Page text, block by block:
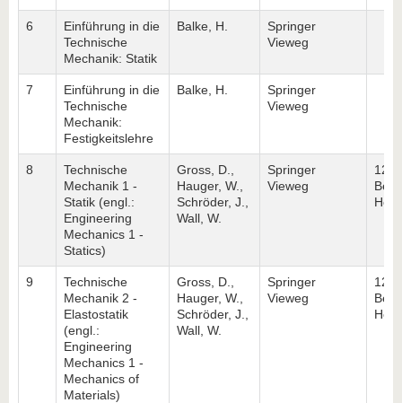
6
Einführung in die
Technische
Mechanik: Statik
Balke, H.
Springer
Vieweg
7
Einführung in die
Technische
Mechanik:
Festigkeitslehre
Balke, H.
Springer
Vieweg
8
Technische
Mechanik 1 -
Statik (engl.:
Engineering
Mechanics 1 -
Statics)
Gross, D.,
Hauger, W.,
Schröder, J.,
Wall, W.
Springer
Vieweg
12.
9
Technische
Mechanik 2 -
Elastostatik
(engl.:
Engineering
Mechanics 1 -
Mechanics of
Materials)
Gross, D.,
Hauger, W.,
Schröder, J.,
Wall, W.
Springer
Vieweg
12.